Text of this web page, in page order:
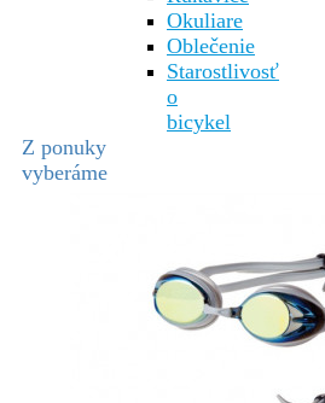
Okuliare
Oblečenie
Starostlivosť
o
bicykel
Z ponuky
vyberáme